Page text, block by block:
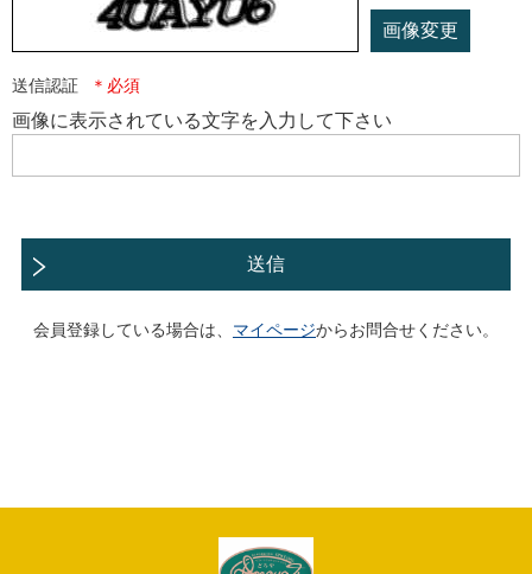
画像変更
送信認証
画像に表示されている文字を入力して下さい
送信
会員登録している場合は、 マイページからお問合せください。